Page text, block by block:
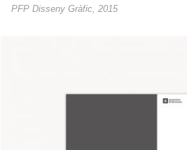
PFP Disseny Gràfic, 2015